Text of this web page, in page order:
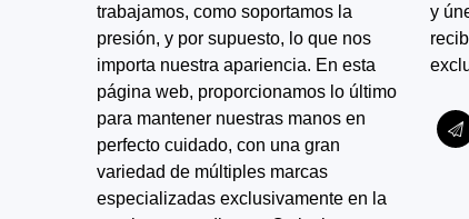
trabajamos, como soportamos la
presión, y por supuesto, lo que nos
importa nuestra apariencia. En esta
página web, proporcionamos lo último
para mantener nuestras manos en
perfecto cuidado, con una gran
variedad de múltiples marcas
especializadas exclusivamente en la
y